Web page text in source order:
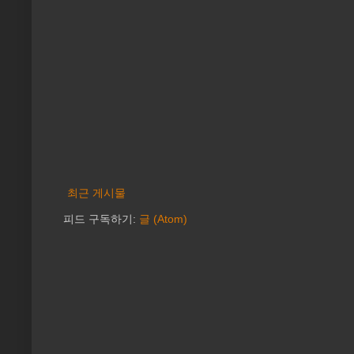
최근 게시물
피드 구독하기: 글 (Atom)